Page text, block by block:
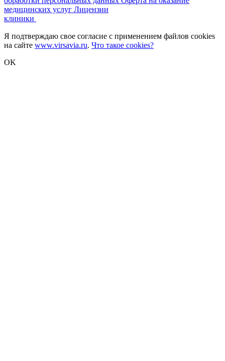
медицинских услуг Лицензии
клиники
Я подтверждаю свое согласие с применением файлов cookies
на сайте www.virsavia.ru. Что такое cookies?
OK